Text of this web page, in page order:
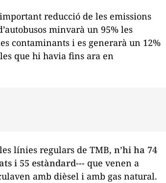
reducció de les emissions
minvarà un 95% les
contaminants i es generarà un 12%
que hi havia fins ara en
línies regulars de TMB, n’hi ha 74
i 55 estàndard--- que venen a
amb dièsel i amb gas natural.